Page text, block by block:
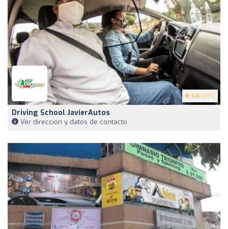
4.8 (200)
Driving School JavierAutos
Ver dirección y datos de contacto